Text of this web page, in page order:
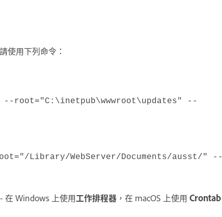
使用下列命令：
--root="C:\inetpub\wwwroot\updates" --
Library/WebServer/Documents/ausst/" --
在 Windows 上使用工作排程器 ，在 macOS 上使用 Crontab